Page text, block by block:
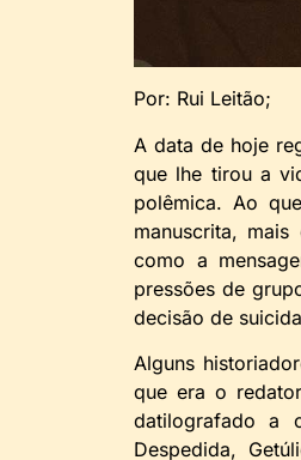
Por: Rui Leitão;
A data de hoje
que lhe tirou a
polêmica. Ao
manuscrita,
como a
pressões de
decisão de
Alguns
que era o
datilografado a
Despedida,